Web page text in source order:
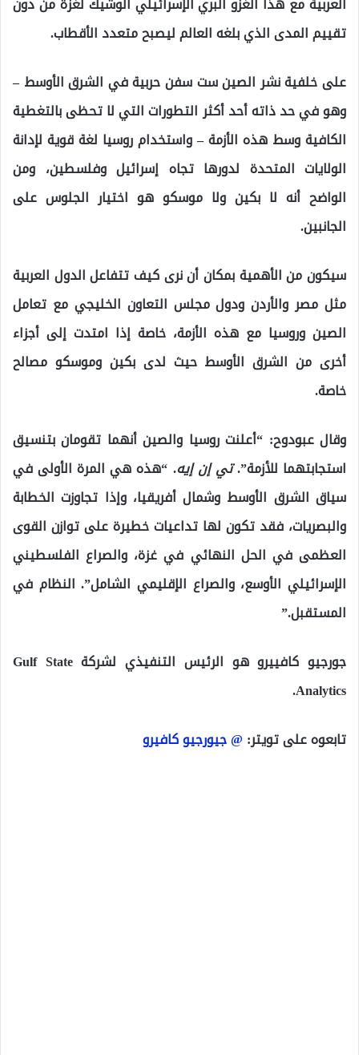
تقييم المدى الذي بلغه العالم ليصبح متعدد الأقطاب.
على خلفية نشر الصين ست سفن حربية في الشرق الأوسط –
وهو في حد ذاته أحد أكثر التطورات التي لا تحظى بالتغطية
الكافية وسط هذه الأزمة – واستخدام روسيا لغة قوية لإدانة
الولايات المتحدة لدورها تجاه إسرائيل وفلسطين، ومن
الواضح أنه لا بكين ولا موسكو هو اختيار الجلوس على
الجانبين.
سيكون من الأهمية بمكان أن نرى كيف تتفاعل الدول العربية
مثل مصر والأردن ودول مجلس التعاون الخليجي مع تعامل
الصين وروسيا مع هذه الأزمة، خاصة إذا امتدت إلى أجزاء
أخرى من الشرق الأوسط حيث لدى بكين وموسكو مصالح
خاصة.
وقال عبودوح: “أعلنت روسيا والصين أنهما تقومان بتنسيق
استجابتهما للأزمة”.تي إن إيه. “هذه هي المرة الأولى في
سياق الشرق الأوسط وشمال أفريقيا، وإذا تجاوزت الخطابة
والبصريات، فقد تكون لها تداعيات خطيرة على توازن القوى
العظمى في الحل النهائي في غزة، والصراع الفلسطيني
الإسرائيلي الأوسع، والصراع الإقليمي الشامل”. النظام في
المستقبل.”
جورجيو كافييرو هو الرئيس التنفيذي لشركة Gulf State
Analytics.
تابعوه على تويتر: @ جيورجيو كافيرو